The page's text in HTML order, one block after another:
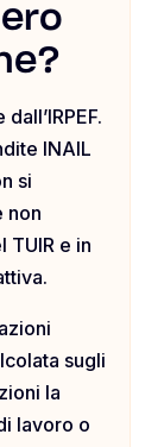
INAIL
si
non
TUIR e in
sugli
la
lavoro o